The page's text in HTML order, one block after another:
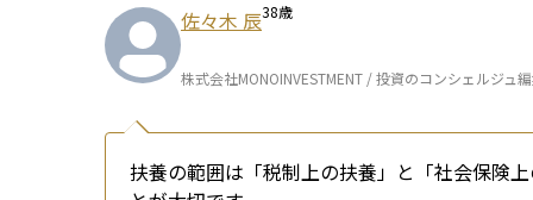
佐々木 辰38歳
株式会社MONOINVESTMENT / 投資のコンシェルジュ
扶養の範囲は「税制上の扶養」と「社会保険